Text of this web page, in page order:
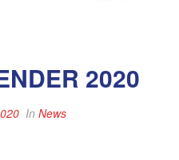
2020
In News